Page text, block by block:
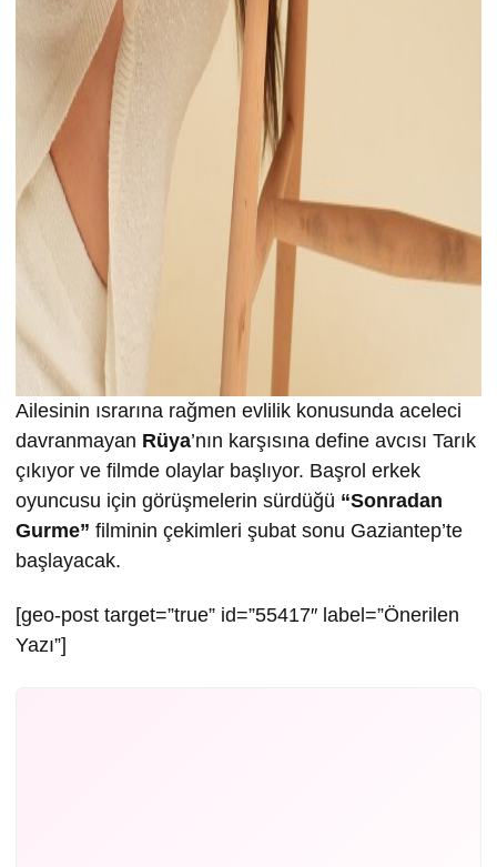
Ailesinin ısrarına rağmen evlilik konusunda aceleci
davranmayan Rüya’nın karşısına define avcısı Tarık
çıkıyor ve filmde olaylar başlıyor. Başrol erkek
oyuncusu için görüşmelerin sürdüğü “Sonradan
Gurme” filminin çekimleri şubat sonu Gaziantep’te
başlayacak.
[geo-post target=”true” id=”55417″ label=”Önerilen
Yazı”]